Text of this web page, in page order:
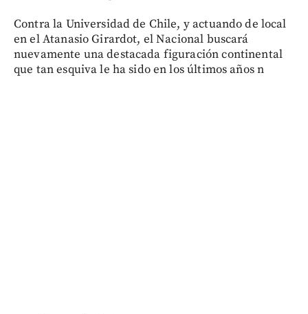
Contra la Universidad de Chile, y actuando de local
en el Atanasio Girardot, el Nacional buscará
nuevamente una destacada figuración continental
que tan esquiva le ha sido en los últimos años n